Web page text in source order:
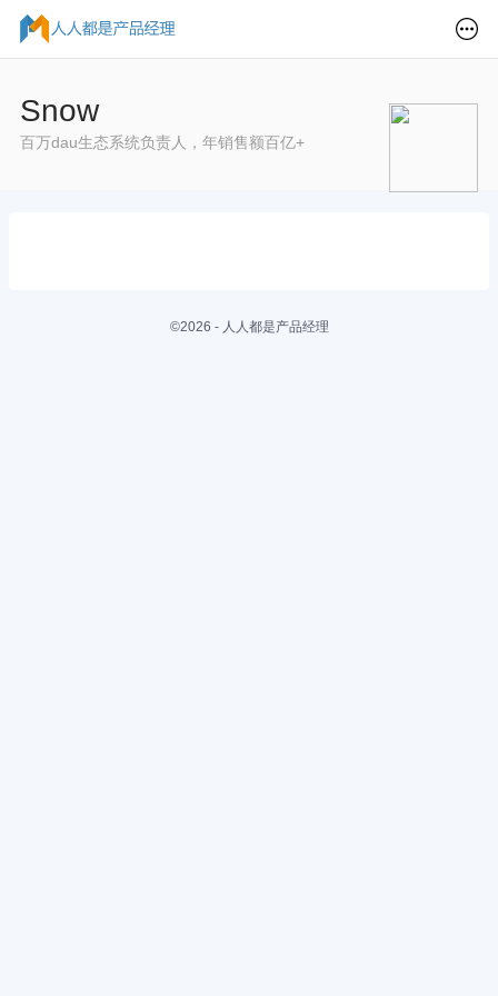
Snow
百万dau生态系统负责人，年销售额百亿+
©2026 - 人人都是产品经理